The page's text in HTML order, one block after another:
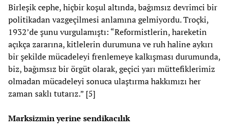
Birleşik cephe, hiçbir koşul altında, bağımsız devrimci bir
politikadan vazgeçilmesi anlamına gelmiyordu. Troçki,
1932’de şunu vurgulamıştı: “Reformistlerin, hareketin
açıkça zararına, kitlelerin durumuna ve ruh haline aykırı
bir şekilde mücadeleyi frenlemeye kalkışması durumunda,
biz, bağımsız bir örgüt olarak, geçici yarı müttefiklerimiz
olmadan mücadeleyi sonuca ulaştırma hakkımızı her
zaman saklı tutarız.” [5]
Marksizmin yerine sendikacılık